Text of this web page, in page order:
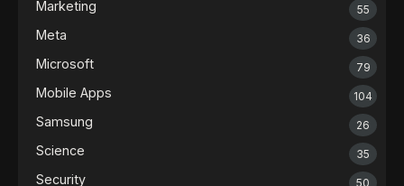
Marketing 55
Meta 36
Microsoft 79
Mobile Apps 104
Samsung 26
Science 35
Security 50